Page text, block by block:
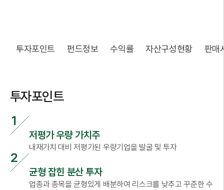
투자포인트 펀드정보 수익률 자산구성현황 판매
투자포인트
저평가 우량 가치주
내재가치 대비 저평가된 우량기업을 발굴 및 투자
균형 잡힌 분산 투자
업종과 종목을 균형있게 배분하여 리스크를 낮추고 꾸준한 수